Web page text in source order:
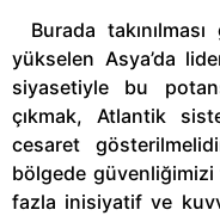
Burada
yükselen Asya’da
siyasetiyle bu
çıkmak, Atlantik
cesaret
bölgede güvenliğimizi
fazla inisiyatif ve